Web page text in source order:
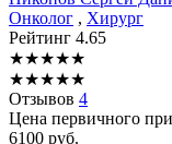
Онколог , Хирург
Рейтинг 4.65
★★★★★
★★★★★
Отзывов 4
Цена первичного
6100 руб.